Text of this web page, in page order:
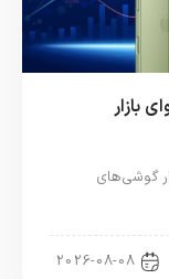
بازار
گوشی‌های
2026-08-08